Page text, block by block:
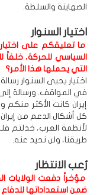
الصهاينة والسلطة.
اختيار السنوار
ما تعليقكم على
السياسي للحركة، خلفاً
التي يحملها هذا الأمر؟
اختيار يحيى السنوار
في المواقف. ورسالة
إيران كانت الأكثر
كل أشكال الدعم من
لأنظمة العرب، خذلتم
طريقنا، ولن نحيد عنه.
رُعب الانتظار
مؤخراً دفعت الولايات
ضمن استعداداتها